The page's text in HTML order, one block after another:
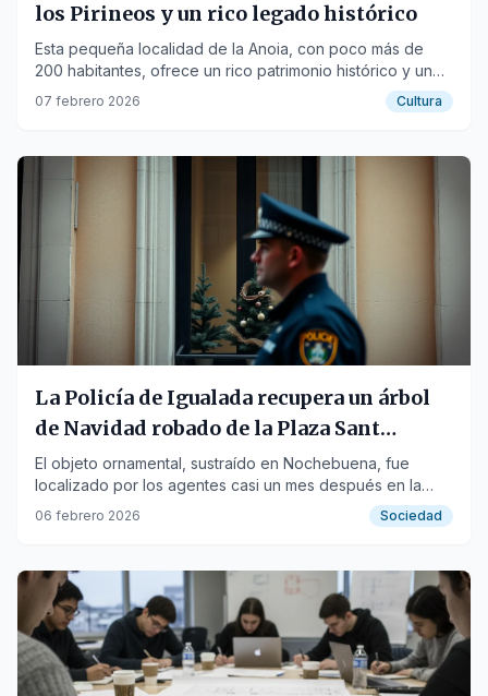
los Pirineos y un rico legado histórico
Esta pequeña localidad de la Anoia, con poco más de
200 habitantes, ofrece un rico patrimonio histórico y un
observatorio astronómico.
07 febrero 2026 Cultura
La Policía de Igualada recupera un árbol
de Navidad robado de la Plaza Sant
Miquel
El objeto ornamental, sustraído en Nochebuena, fue
localizado por los agentes casi un mes después en la
ventana de una vivienda del centro histórico.
06 febrero 2026 Sociedad